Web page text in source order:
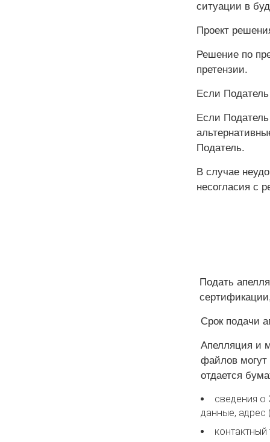
ситуации в
Проект
Решение по
претензии.
Если
Если Податель
Податель.
В случае
несогласия с
Подать
Срок подачи
Апелляция и
файлов могут
отдается
сведения о
данные, адрес